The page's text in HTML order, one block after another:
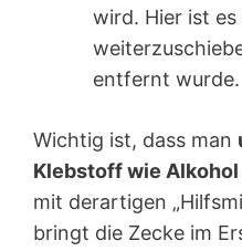
wird. Hier ist
entfernt wurde.
Wichtig ist, dass man
Klebstoff wie
mit derartigen
bringt die Zecke im